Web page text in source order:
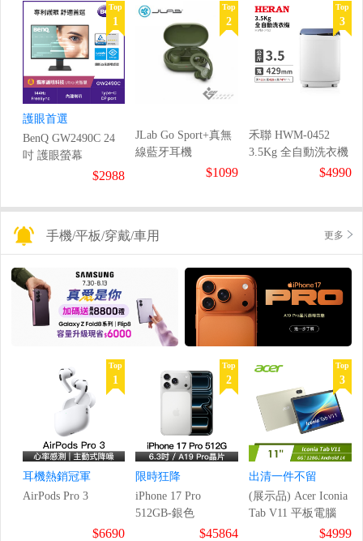
Top
1
護眼首選
BenQ GW2490C 24
吋 護眼螢幕
$2988
Top
2
JLab Go Sport+真無
線藍牙耳機
$1099
Top
3
禾聯 HWM-0452
3.5Kg 全自動洗衣機
$4990
手機/平板/穿戴/車用 更多
Top
1
耳機熱銷冠軍
AirPods Pro 3
$6690
Top
2
限時狂降
iPhone 17 Pro
512GB-銀色
$45864
Top
3
出清一件不留
(展示品) Acer Iconia
Tab V11 平板電腦
$4999